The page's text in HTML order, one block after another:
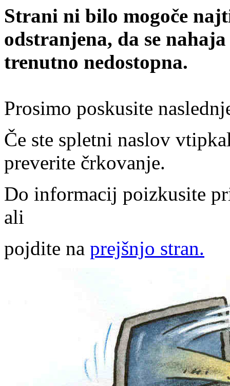
Strani ni bilo mogoče
odstranjena, da se
trenutno nedostopna.
Prosimo poskusite
Če ste spletni naslov
preverite črkovanje.
Do informacij poizkusite
ali
pojdite na prejšnjo stran.